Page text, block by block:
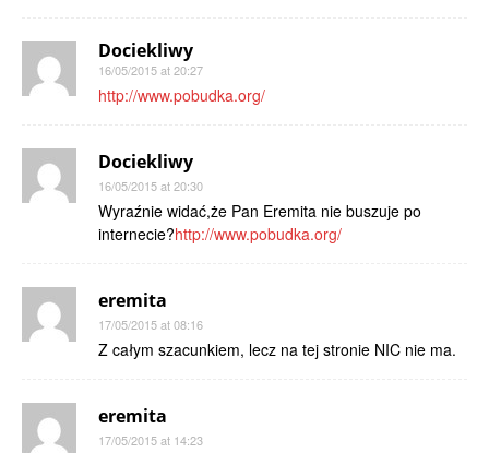
Dociekliwy
16/05/2015 at 20:27
http://www.pobudka.org/
Dociekliwy
16/05/2015 at 20:30
Wyraźnie widać,że Pan Eremita nie buszuje po
internecie?http://www.pobudka.org/
eremita
17/05/2015 at 08:16
Z całym szacunkiem, lecz na tej stronie NIC nie ma.
eremita
17/05/2015 at 14:23